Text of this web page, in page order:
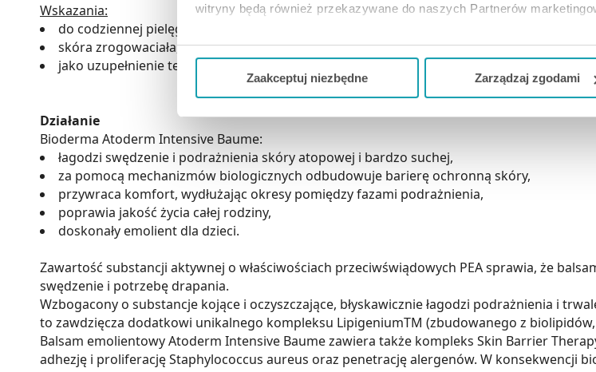
witryny będą również przekazywane do naszych Partnerów
Jeżeli chcesz dostosować swoją zgodę i wybrać tylko niektóre
wszystkich funkcjonalności Strony.
Zaakceptuj niezbędne Zarządzaj zgodami
Wskazania:
do codziennej pielęgnacji skóry bardzo suchej, podrażnionej oraz atopowej,
skóra zrogowaciała, łuszcząca się i szorstka w dotyku,
jako uzupełnienie terapii kortykosteroidami lub po zakończonym leczeniu
Działanie
Bioderma Atoderm Intensive Baume:
łagodzi swędzenie i podrażnienia skóry atopowej i bardzo suchej,
za pomocą mechanizmów biologicznych odbudowuje barierę ochronną skóry,
przywraca komfort, wydłużając okresy pomiędzy fazami podrażnienia,
poprawia jakość życia całej rodziny,
doskonały emolient dla dzieci.
Zawartość substancji aktywnej o właściwościach przeciwświądowych PEA sprawia, że
swędzenie i potrzebę drapania.
Wzbogacony o substancje kojące i oczyszczające, błyskawicznie łagodzi podrażnienia i
to zawdzięcza dodatkowi unikalnego kompleksu LipigeniumTM (zbudowanego z
Balsam emolientowy Atoderm Intensive Baume zawiera także kompleks Skin Barrier
adhezję i proliferację Staphylococcus aureus oraz penetrację alergenów. W konsekwencji